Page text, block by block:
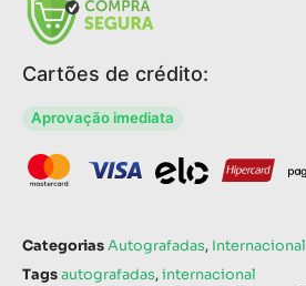
Cartões de crédito:
Aprovação imediata
CategoriasAutografadas, Internacional
Tagsautografadas,internacional